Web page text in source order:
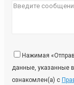
Нажимая
данные, указанные
ознакомлен(а) с